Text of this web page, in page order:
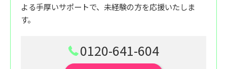
よる手厚いサポートで、未経験の方を応援いたしま
す。
0120-641-604